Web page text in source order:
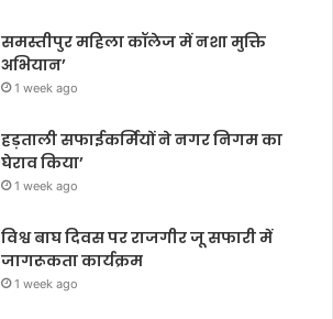
समस्तीपुर महिला कॉलेज में नशा मुक्ति
अभियान’
1 week ago
हड़ताली सफाईकर्मियों ने नगर निगम का
घेराव किया’
1 week ago
विश्व बाघ दिवस पर राजगीर जू सफारी में
जागरूकता कार्यक्रम
1 week ago